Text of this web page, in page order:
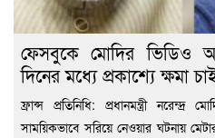
ফেসবুকে মোদির ভিডিও
দিনের মধ্যে প্রকাশ্যে ক্ষমা
ফ্রান্স প্রতিনিধি: প্রধানমন্ত্রী
সাময়িকভাবে সরিয়ে নেওয়ার ঘটনায়